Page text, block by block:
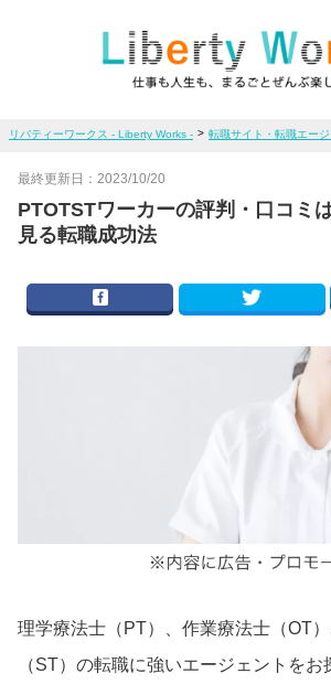
リバティーワークス - Liberty Works - > 転職サイト・転職エージ
最終更新日： 2023/10/20
PTOTSTワーカーの評判・口コミ
見る転職成功法
理学療法士（PT）、作業療法士（OT
（ST）の転職に強いエージェントをお